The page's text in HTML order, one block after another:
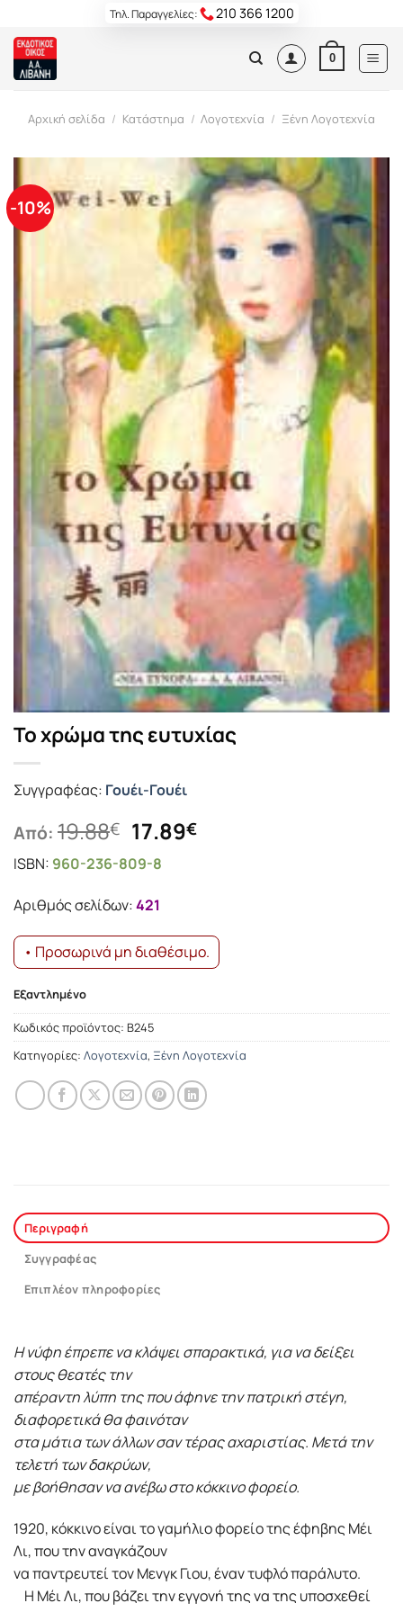
content
Τηλ. Παραγγελίες: 210 366 1200
0
Αρχική σελίδα / Κατάστημα / Λογοτεχνία / Ξένη Λογοτεχνία
-10%
Το χρώμα της ευτυχίας
Συγγραφέας: Γουέι-Γουέι
Από: 19.88€ Original
price
was:
19.88€.
17.89€Η
ISBN: 960-236-809-8
Αριθμός σελίδων:421
• Προσωρινά μη διαθέσιμο.
Εξαντλημένο
Κωδικός προϊόντος: Β245
Κατηγορίες: Λογοτεχνία, Ξένη Λογοτεχνία
Περιγραφή
Συγγραφέας
Επιπλέον πληροφορίες
Η νύφη έπρεπε να κλάψει σπαρακτικά, για να δείξει
στους θεατές την
απέραντη λύπη της που άφηνε την πατρική στέγη,
διαφορετικά θα φαινόταν
στα μάτια των άλλων σαν τέρας αχαριστίας. Μετά την
τελετή των δακρύων,
με βοήθησαν να ανέβω στο κόκκινο φορείο.
1920, κόκκινο είναι το γαμήλιο φορείο της έφηβης Μέι
Λι, που την αναγκάζουν
να παντρευτεί τον Μενγκ Γιου, έναν τυφλό παράλυτο.
Η Μέι Λι, που βάζει την εγγονή της να της υποσχεθεί